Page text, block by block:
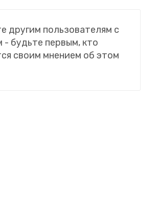
другим пользователям с
- будьте первым, кто
своим мнением об этом